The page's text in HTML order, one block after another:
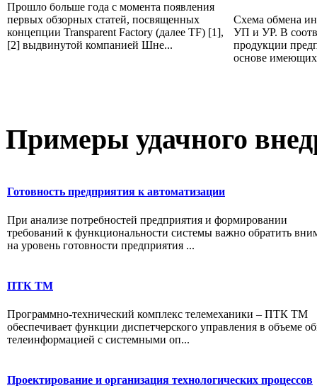
Прошло больше года с момента появления
первых обзорных статей, посвященных
концепции Transparent Factory (далее TF) [1],
[2] выдвинутой компанией Шне...
Схема обмена
УП и УР. В
продукции
основе
Примеры удачного
Готовность предприятия к автоматизации
При анализе потребностей предприятия и формировании
требований к функциональности системы важно обратить
на уровень готовности предприятия ...
ПТК ТМ
Программно-технический комплекс телемеханики – ПТК ТМ
обеспечивает функции диспетчерского управления в объеме
телеинформацией с системными оп...
Проектирование и организация технологических процессов